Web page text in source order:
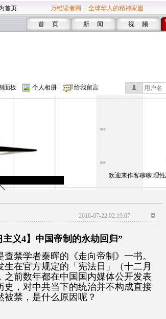
首页 万维读者网 -- 全球华人的精神家园
首 页 新 闻 视 频
面板 个人相册 给我留言
欢迎来作客聊聊.理
2016-07-22 02:19:07
义4】中国帝制的永劫回归”
禁学者秦晖的《走向帝制》一书。
在官方规定的「宪法日」（十二月
前数年都在中国国内媒体公开发表
，对中共当下的统治并不构成直接
禁，是什么原因呢？